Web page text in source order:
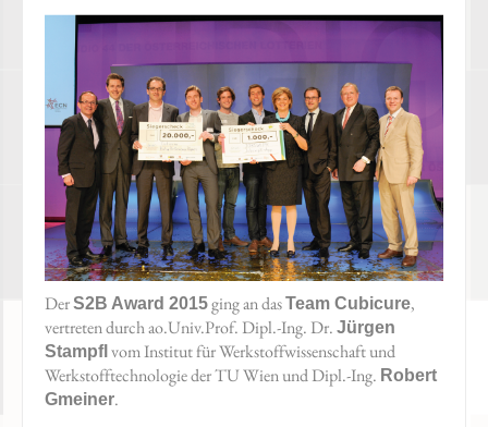
DerS2B Award 2015ging an dasTeam Cubicure,
vertreten durch ao.Univ.Prof. Dipl.-Ing. Dr. Jürgen
Stampfl vom Institut für Werkstoffwissenschaft und
Werkstofftechnologie der TU Wien und Dipl.-Ing. Robert
Gmeiner.